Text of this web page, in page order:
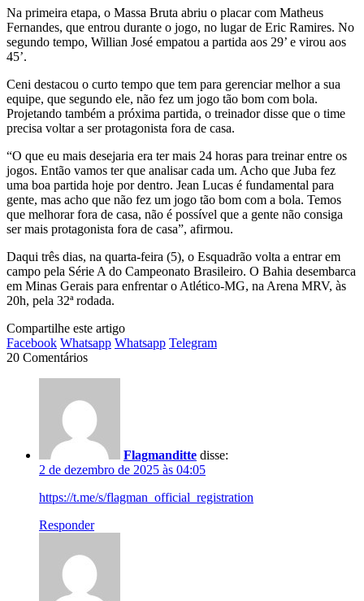
Na primeira etapa, o Massa Bruta abriu o placar com Matheus
Fernandes, que entrou durante o jogo, no lugar de Eric Ramires. No
segundo tempo, Willian José empatou a partida aos 29’ e virou aos
45’.
Ceni destacou o curto tempo que tem para gerenciar melhor a sua
equipe, que segundo ele, não fez um jogo tão bom com bola.
Projetando também a próxima partida, o treinador disse que o time
precisa voltar a ser protagonista fora de casa.
“O que eu mais desejaria era ter mais 24 horas para treinar entre os
jogos. Então vamos ter que analisar cada um. Acho que Juba fez
uma boa partida hoje por dentro. Jean Lucas é fundamental para
gente, mas acho que não fez um jogo tão bom com a bola. Temos
que melhorar fora de casa, não é possível que a gente não consiga
ser mais protagonista fora de casa”, afirmou.
Daqui três dias, na quarta-feira (5), o Esquadrão volta a entrar em
campo pela Série A do Campeonato Brasileiro. O Bahia desembarca
em Minas Gerais para enfrentar o Atlético-MG, na Arena MRV, às
20h, pela 32ª rodada.
Compartilhe este artigo
Facebook Whatsapp Whatsapp Telegram
20 Comentários
Flagmanditte disse:
2 de dezembro de 2025 às 04:05
https://t.me/s/flagman_official_registration
Responder